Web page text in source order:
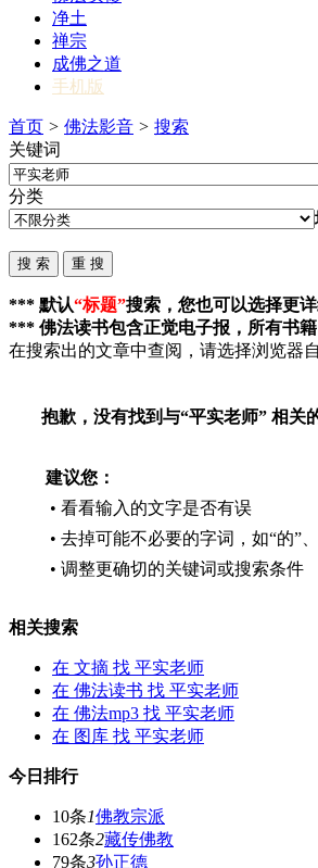
净土
禅宗
成佛之道
手机版
首页 > 佛法影音 > 搜索
关键词
分类
*** 默认“标题”搜索，您也可以选择更
*** 佛法读书包含正觉电子报，所有书
在搜索出的文章中查阅，请选择浏览器
抱歉，没有找到与“平实老师” 相关
建议您：
• 看看输入的文字是否有误
• 去掉可能不必要的字词，如“的”
• 调整更确切的关键词或搜索条件
相关搜索
在 文摘 找 平实老师
在 佛法读书 找 平实老师
在 佛法mp3 找 平实老师
在 图库 找 平实老师
今日排行
10条1佛教宗派
162条2藏传佛教
79条3孙正德